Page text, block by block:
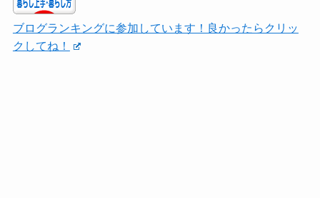
ブログランキングに参加しています！良かったらクリッ
クしてね！